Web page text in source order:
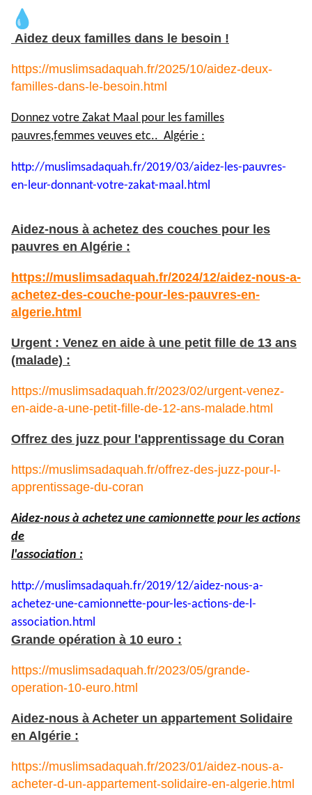
Aidez deux familles dans le besoin !
https://muslimsadaquah.fr/2025/10/aidez-deux-
familles-dans-le-besoin.html
Donnez votre Zakat Maal pour les familles
pauvres,femmes veuves etc.. Algérie :
http://muslimsadaquah.fr/2019/03/aidez-les-pauvres-
en-leur-donnant-votre-zakat-maal.html
Aidez-nous à achetez des couches pour les
pauvres en Algérie :
https://muslimsadaquah.fr/2024/12/aidez-nous-a-
achetez-des-couche-pour-les-pauvres-en-
algerie.html
Urgent : Venez en aide à une petit fille de 13 ans
(malade) :
https://muslimsadaquah.fr/2023/02/urgent-venez-
en-aide-a-une-petit-fille-de-12-ans-malade.html
Offrez des juzz pour l'apprentissage du Coran
https://muslimsadaquah.fr/offrez-des-juzz-pour-l-
apprentissage-du-coran
Aidez-nous à achetez une camionnette pour les actions
de
l'association :
http://muslimsadaquah.fr/2019/12/aidez-nous-a-
achetez-une-camionnette-pour-les-actions-de-l-
association.html
Grande opération à 10 euro :
https://muslimsadaquah.fr/2023/05/grande-
operation-10-euro.html
Aidez-nous à Acheter un appartement Solidaire
en Algérie :
https://muslimsadaquah.fr/2023/01/aidez-nous-a-
acheter-d-un-appartement-solidaire-en-algerie.html